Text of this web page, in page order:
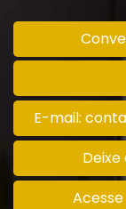
E-mail: